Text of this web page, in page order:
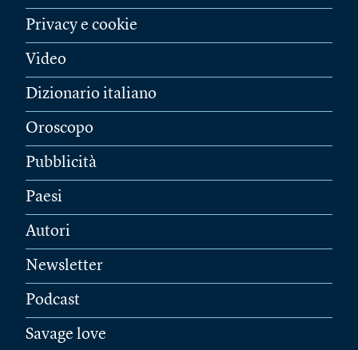
Privacy e cookie
Video
Dizionario italiano
Oroscopo
Pubblicità
Paesi
Autori
Newsletter
Podcast
Savage love